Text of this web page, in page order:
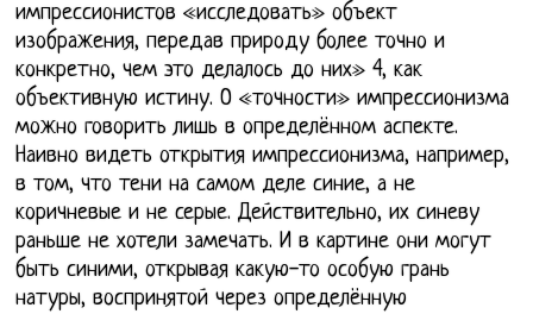
импрессионистов «исследовать» объект
изображения, передав природу более точно и
конкретно, чем это делалось до них» 4, как
объективную истину. О «точности» импрессионизма
можно говорить лишь в определённом аспекте.
Наивно видеть открытия импрессионизма, например,
в том, что тени на самом деле синие, а не
коричневые и не серые. Действительно, их синеву
раньше не хотели замечать. И в картине они могут
быть синими, открывая какую-то особую грань
натуры, воспринятой через определённую